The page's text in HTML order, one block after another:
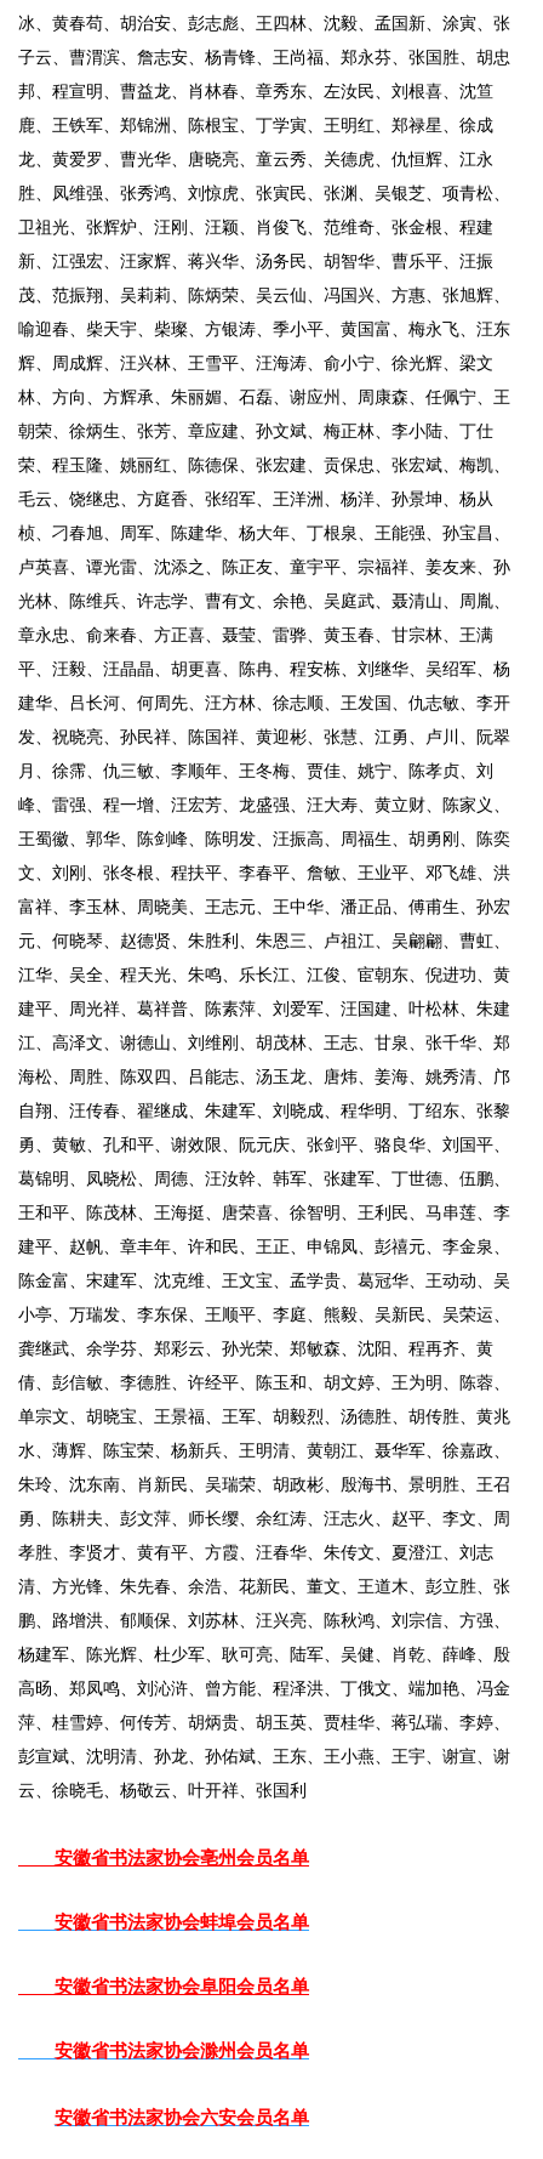
冰、黄春苟、胡治安、彭志彪、王四林、沈毅、孟国新、涂寅、张
子云、曹渭滨、詹志安、杨青锋、王尚福、郑永芬、张国胜、胡忠
邦、程宣明、曹益龙、肖林春、章秀东、左汝民、刘根喜、沈笪
鹿、王铁军、郑锦洲、陈根宝、丁学寅、王明红、郑禄星、徐成
龙、黄爱罗、曹光华、唐晓亮、童云秀、关德虎、仇恒辉、江永
胜、凤维强、张秀鸿、刘惊虎、张寅民、张渊、吴银芝、项青松、
卫祖光、张辉炉、汪刚、汪颖、肖俊飞、范维奇、张金根、程建
新、江强宏、汪家辉、蒋兴华、汤务民、胡智华、曹乐平、汪振
茂、范振翔、吴莉莉、陈炳荣、吴云仙、冯国兴、方惠、张旭辉、
喻迎春、柴天宇、柴璨、方银涛、季小平、黄国富、梅永飞、汪东
辉、周成辉、汪兴林、王雪平、汪海涛、俞小宁、徐光辉、梁文
林、方向、方辉承、朱丽媚、石磊、谢应州、周康森、任佩宁、王
朝荣、徐炳生、张芳、章应建、孙文斌、梅正林、李小陆、丁仕
荣、程玉隆、姚丽红、陈德保、张宏建、贡保忠、张宏斌、梅凯、
毛云、饶继忠、方庭香、张绍军、王洋洲、杨洋、孙景坤、杨从
桢、刁春旭、周军、陈建华、杨大年、丁根泉、王能强、孙宝昌、
卢英喜、谭光雷、沈添之、陈正友、童宇平、宗福祥、姜友来、孙
光林、陈维兵、许志学、曹有文、余艳、吴庭武、聂清山、周胤、
章永忠、俞来春、方正喜、聂莹、雷骅、黄玉春、甘宗林、王满
平、汪毅、汪晶晶、胡更喜、陈冉、程安栋、刘继华、吴绍军、杨
建华、吕长河、何周先、汪方林、徐志顺、王发国、仇志敏、李开
发、祝晓亮、孙民祥、陈国祥、黄迎彬、张慧、江勇、卢川、阮翠
月、徐霈、仇三敏、李顺年、王冬梅、贾佳、姚宁、陈孝贞、刘
峰、雷强、程一增、汪宏芳、龙盛强、汪大寿、黄立财、陈家义、
王蜀徽、郭华、陈剑峰、陈明发、汪振高、周福生、胡勇刚、陈奕
文、刘刚、张冬根、程扶平、李春平、詹敏、王业平、邓飞雄、洪
富祥、李玉林、周晓美、王志元、王中华、潘正品、傅甫生、孙宏
元、何晓琴、赵德贤、朱胜利、朱恩三、卢祖江、吴翩翩、曹虹、
江华、吴全、程天光、朱鸣、乐长江、江俊、宦朝东、倪进功、黄
建平、周光祥、葛祥普、陈素萍、刘爱军、汪国建、叶松林、朱建
江、高泽文、谢德山、刘维刚、胡茂林、王志、甘泉、张千华、郑
海松、周胜、陈双四、吕能志、汤玉龙、唐炜、姜海、姚秀清、邝
自翔、汪传春、翟继成、朱建军、刘晓成、程华明、丁绍东、张黎
勇、黄敏、孔和平、谢效限、阮元庆、张剑平、骆良华、刘国平、
葛锦明、凤晓松、周德、汪汝幹、韩军、张建军、丁世德、伍鹏、
王和平、陈茂林、王海挺、唐荣喜、徐智明、王利民、马串莲、李
建平、赵帆、章丰年、许和民、王正、申锦凤、彭禧元、李金泉、
陈金富、宋建军、沈克维、王文宝、孟学贵、葛冠华、王动动、吴
小亭、万瑞发、李东保、王顺平、李庭、熊毅、吴新民、吴荣运、
龚继武、余学芬、郑彩云、孙光荣、郑敏森、沈阳、程再齐、黄
倩、彭信敏、李德胜、许经平、陈玉和、胡文婷、王为明、陈蓉、
单宗文、胡晓宝、王景福、王军、胡毅烈、汤德胜、胡传胜、黄兆
水、薄辉、陈宝荣、杨新兵、王明清、黄朝江、聂华军、徐嘉政、
朱玲、沈东南、肖新民、吴瑞荣、胡政彬、殷海书、景明胜、王召
勇、陈耕夫、彭文萍、师长缨、余红涛、汪志火、赵平、李文、周
孝胜、李贤才、黄有平、方霞、汪春华、朱传文、夏澄江、刘志
清、方光锋、朱先春、余浩、花新民、董文、王道木、彭立胜、张
鹏、路增洪、郁顺保、刘苏林、汪兴亮、陈秋鸿、刘宗信、方强、
杨建军、陈光辉、杜少军、耿可亮、陆军、吴健、肖乾、薛峰、殷
高旸、郑凤鸣、刘沁浒、曾方能、程泽洪、丁俄文、端加艳、冯金
萍、桂雪婷、何传芳、胡炳贵、胡玉英、贾桂华、蒋弘瑞、李婷、
彭宣斌、沈明清、孙龙、孙佑斌、王东、王小燕、王宇、谢宣、谢
云、徐晓毛、杨敬云、叶开祥、张国利
安徽省书法家协会亳州会员名单
安徽省书法家协会蚌埠会员名单
安徽省书法家协会阜阳会员名单
安徽省书法家协会滁州会员名单
安徽省书法家协会六安会员名单